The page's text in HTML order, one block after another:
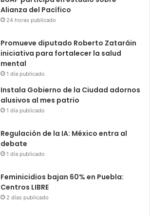
Alianza del Pacífico
24 horas publicado
Promueve diputado Roberto Zataráin
iniciativa para fortalecer la salud
mental
1 día publicado
Instala Gobierno de la Ciudad adornos
alusivos al mes patrio
1 día publicado
Regulación de la IA: México entra al
debate
1 día publicado
Feminicidios bajan 60% en Puebla:
Centros LIBRE
2 días publicado